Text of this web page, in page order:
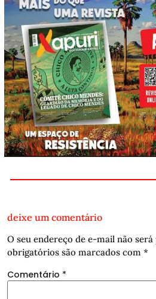
deixe um comentário
O seu endereço de e-mail não
obrigatórios são marcados com *
Comentário *